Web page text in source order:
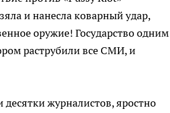
и нанесла коварный удар,
оружие! Государство одним
раструбили все СМИ, и
журналистов, яростно